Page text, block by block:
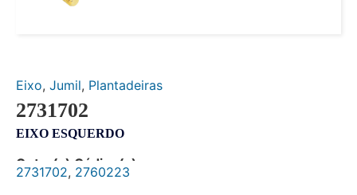
Eixo, Jumil, Plantadeiras
2731702
EIXO ESQUERDO
Outro(s) Código(s):
2731702, 2760223